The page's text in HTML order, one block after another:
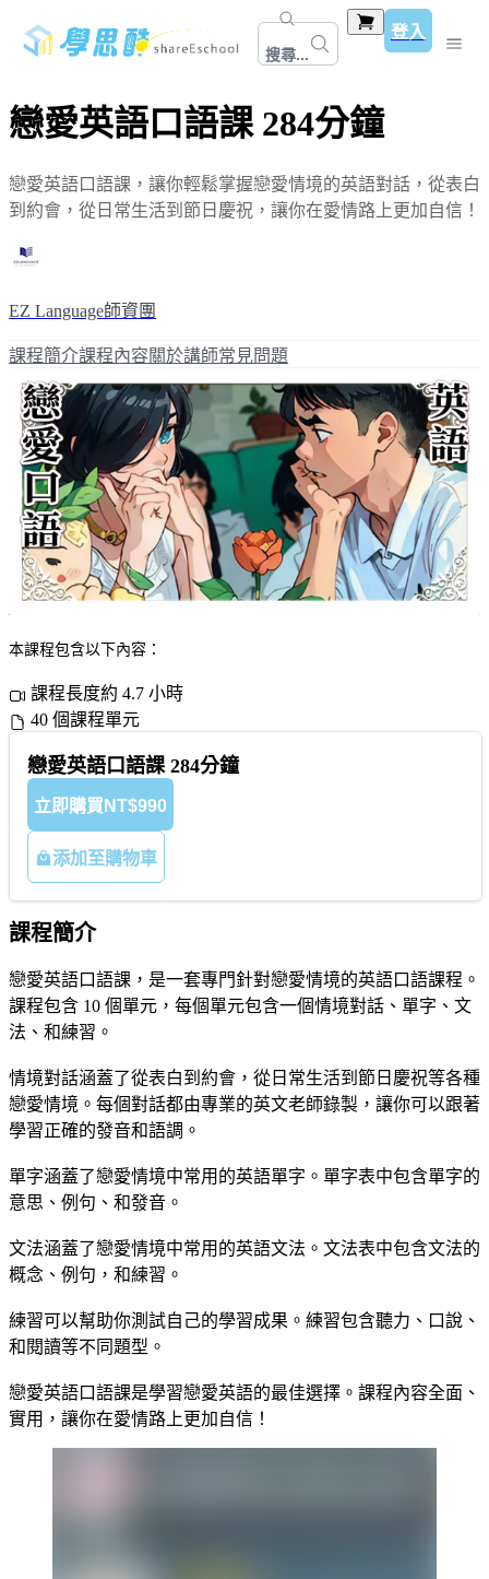
搜尋...
登入
戀愛英語口語課 284分鐘
戀愛英語口語課，讓你輕鬆掌握戀愛情境的英語對話，從表白
到約會，從日常生活到節日慶祝，讓你在愛情路上更加自信！
EZ Language師資團
課程簡介課程內容關於講師常見問題
本課程包含以下內容：
課程長度約 4.7 小時
40 個課程單元
戀愛英語口語課 284分鐘
立即購買 NT$990
添加至購物車
課程簡介
戀愛英語口語課，是一套專門針對戀愛情境的英語口語課程。
課程包含 10 個單元，每個單元包含一個情境對話、單字、文
法、和練習。
情境對話涵蓋了從表白到約會，從日常生活到節日慶祝等各種
戀愛情境。每個對話都由專業的英文老師錄製，讓你可以跟著
學習正確的發音和語調。
單字涵蓋了戀愛情境中常用的英語單字。單字表中包含單字的
意思、例句、和發音。
文法涵蓋了戀愛情境中常用的英語文法。文法表中包含文法的
概念、例句，和練習。
練習可以幫助你測試自己的學習成果。練習包含聽力、口說、
和閱讀等不同題型。
戀愛英語口語課是學習戀愛英語的最佳選擇。課程內容全面、
實用，讓你在愛情路上更加自信！